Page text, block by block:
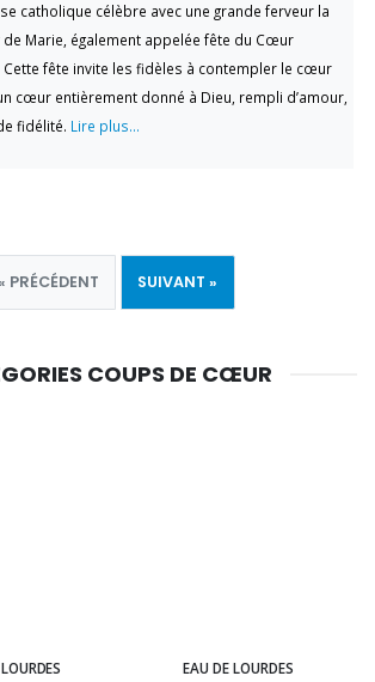
catholique célèbre avec une grande ferveur la
Marie, également appelée fête du Cœur
Cette fête invite les fidèles à contempler le cœur
cœur entièrement donné à Dieu, rempli d’amour,
fidélité. Lire plus...
PRÉCÉDENT SUIVANT »
COUPS DE CŒUR
EAU DE LOURDES